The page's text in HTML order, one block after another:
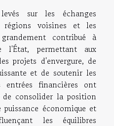
sur les échanges
régions voisines et les
contribué à
l'État, permettant aux
projets d'envergure, de
et de soutenir les
financières ont
consolider la position
économique et
les équilibres